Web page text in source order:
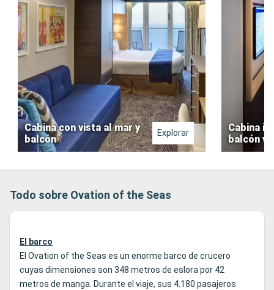
Cabina con vista al mar y
balcón
Explorar
Cabina
balcón
Todo sobre Ovation of the Seas
El barco
El Ovation of the Seas es un enorme barco de crucero
cuyas dimensiones son 348 metros de eslora por 42
metros de manga. Durante el viaje, sus 4.180 pasajeros